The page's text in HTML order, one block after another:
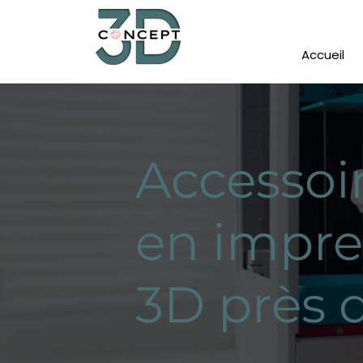
Accueil
en
3D près